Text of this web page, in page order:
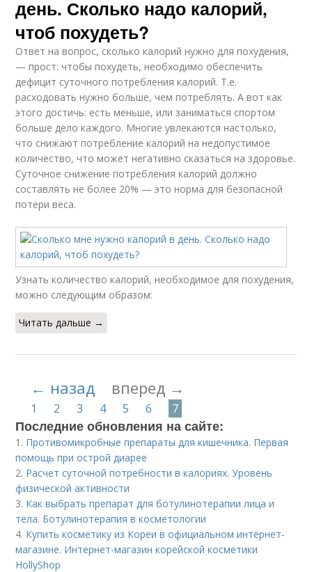
день. Сколько надо калорий,
чтоб похудеть?
Ответ на вопрос, сколько калорий нужно для похудения,
— прост: чтобы похудеть, необходимо обеспечить
дефицит суточного потребления калорий. Т.е.
расходовать нужно больше, чем потреблять. А вот как
этого достичь: есть меньше, или заниматься спортом
больше дело каждого. Многие увлекаются настолько,
что снижают потребление калорий на недопустимое
количество, что может негативно сказаться на здоровье.
Суточное снижение потребления калорий должно
составлять не более 20% — это норма для безопасной
потери веса.
Узнать количество калорий, необходимое для похудения,
можно следующим образом:
Читать дальше →
← назад вперед →
1 2 3 4 5 6 7
Последние обновления на сайте:
1. Противомикробные препараты для кишечника. Первая
помощь при острой диарее
2. Расчет суточной потребности в калориях. Уровень
физической активности
3. Как выбрать препарат для ботулинотерапии лица и
тела. Ботулинотерапия в косметологии
4. Купить косметику из Кореи в официальном интернет-
магазине. Интернет-магазин корейской косметики
HollyShop